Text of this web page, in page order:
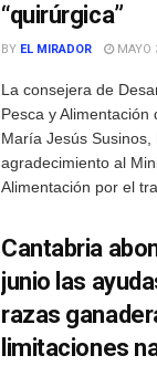
“quirúrgica”
BY EL MIRADOR MAYO
La consejera de
Pesca y Alimentación
María Jesús Susinos,
agradecimiento al
Alimentación por el
Cantabria
junio las
razas
limitaciones